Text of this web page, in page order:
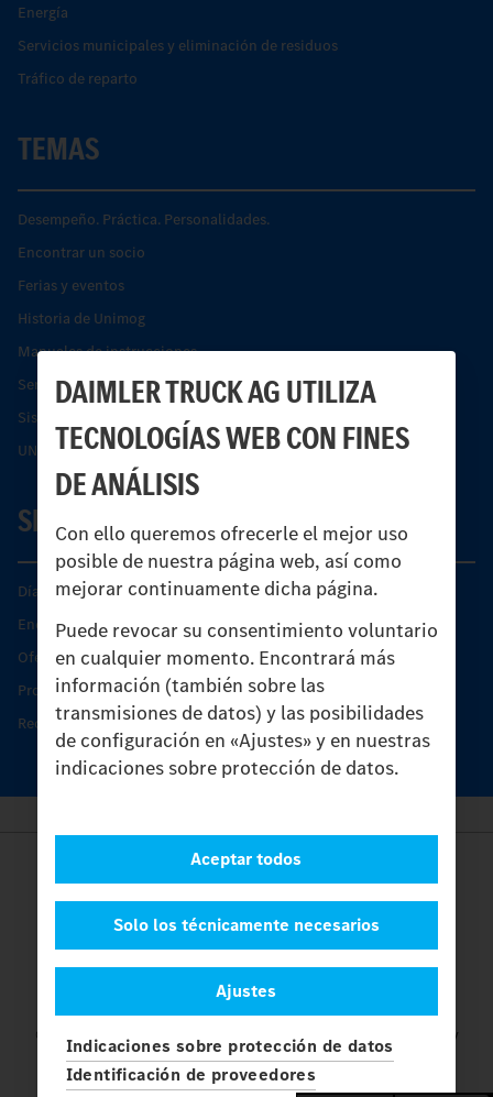
DAIMLER TRUCK AG UTILIZA
TECNOLOGÍAS WEB CON FINES
DE ANÁLISIS
Con ello queremos ofrecerle el mejor uso
posible de nuestra página web, así como
mejorar continuamente dicha página.
Puede revocar su consentimiento voluntario
en cualquier momento. Encontrará más
información (también sobre las
transmisiones de datos) y las posibilidades
de configuración en «Ajustes» y en nuestras
indicaciones sobre protección de datos.
Ajustes
Solo los técnicamente necesarios
Aceptar todos
Indicaciones sobre protección de datos
Identificación de proveedores
Energía
Servicios municipales y eliminación de residuos
Tráfico de reparto
TEMAS
Desempeño. Práctica. Personalidades.
Encontrar un socio
Ferias y eventos
Historia de Unimog
Manuales de instrucciones
Servicios financieros
Sistemas de asistencia de seguridad Econic
UNI-TOUCH®
SERVICIO
Días de Servicio del Unimog
Encontrar un socio
Oferta de servicio del Unimog
Productos de piezas y servicio
Recambios originales
Provider
Legal Notice
Contacto
Cookies
Protección de datos
Ajustes
© 2026 Daimler Truck AG. Reservados todos los derechos.
y
Mercedes-Benz son marcas deMercedes-Benz Group AG.